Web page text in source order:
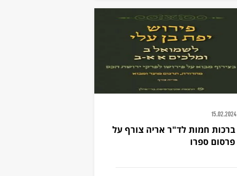
15.02.2024
ברכות חמות לד"ר אריה צורף על
פרסום ספרו